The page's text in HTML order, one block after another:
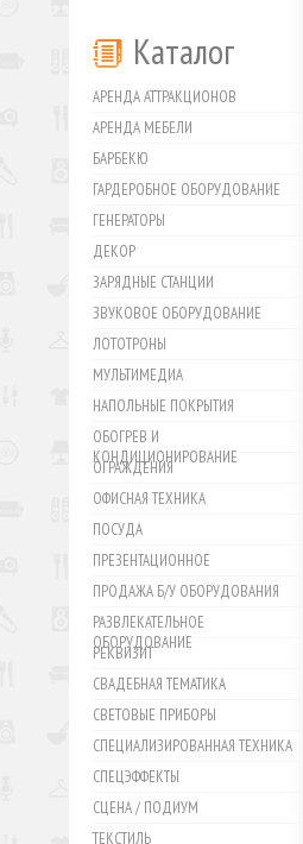
Каталог
АРЕНДА АТТРАКЦИОНОВ
АРЕНДА МЕБЕЛИ
БАРБЕКЮ
ГАРДЕРОБНОЕ ОБОРУДОВАНИЕ
ГЕНЕРАТОРЫ
ДЕКОР
ЗАРЯДНЫЕ СТАНЦИИ
ЗВУКОВОЕ ОБОРУДОВАНИЕ
ЛОТОТРОНЫ
МУЛЬТИМЕДИА
НАПОЛЬНЫЕ ПОКРЫТИЯ
ОБОГРЕВ И
КОНДИЦИОНИРОВАНИЕ
ОГРАЖДЕНИЯ
ОФИСНАЯ ТЕХНИКА
ПОСУДА
ПРЕЗЕНТАЦИОННОЕ
ПРОДАЖА Б/У ОБОРУДОВАНИЯ
РАЗВЛЕКАТЕЛЬНОЕ
ОБОРУДОВАНИЕ
РЕКВИЗИТ
СВАДЕБНАЯ ТЕМАТИКА
СВЕТОВЫЕ ПРИБОРЫ
СПЕЦИАЛИЗИРОВАННАЯ ТЕХНИКА
СПЕЦЭФФЕКТЫ
СЦЕНА / ПОДИУМ
ТЕКСТИЛЬ